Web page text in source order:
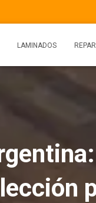
LAMINADOS